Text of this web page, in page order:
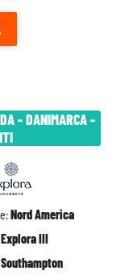
- DANIMARCA -
Nord America
Explora III
Southampton